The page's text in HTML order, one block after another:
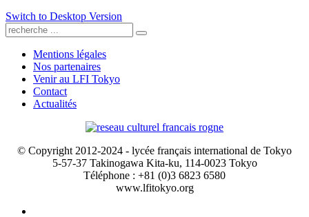
Switch to Desktop Version
Mentions légales
Nos partenaires
Venir au LFI Tokyo
Contact
Actualités
© Copyright 2012-2024 - lycée français international de Tokyo
5-57-37 Takinogawa Kita-ku, 114-0023 Tokyo
Téléphone : +81 (0)3 6823 6580
www.lfitokyo.org